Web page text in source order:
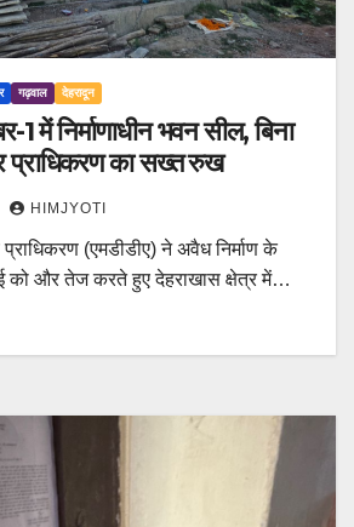
गढ़वाल देहरादून
1 में निर्माणाधीन भवन सील, बिना
प्राधिकरण का सख्त रुख
HIMJYOTI
(एमडीडीए) ने अवैध निर्माण के
को और तेज करते हुए देहराखास क्षेत्र में…